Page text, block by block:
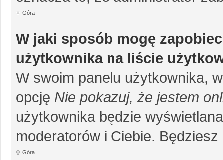
Góra
W jaki sposób mogę
użytkownika na liście
W swoim panelu użytkownika,
opcję Nie pokazuj, że jestem
użytkownika będzie
moderatorów i Ciebie.
Góra